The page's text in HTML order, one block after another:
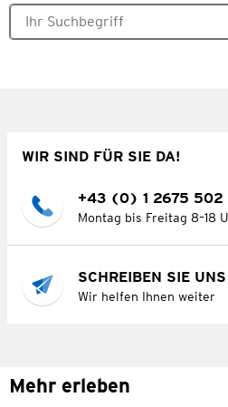
WIR SIND FÜR SIE DA!
+43 (0) 1 2675 502
Montag bis Freitag 8–18
SCHREIBEN SIE UNS
Wir helfen Ihnen weiter
Mehr erleben